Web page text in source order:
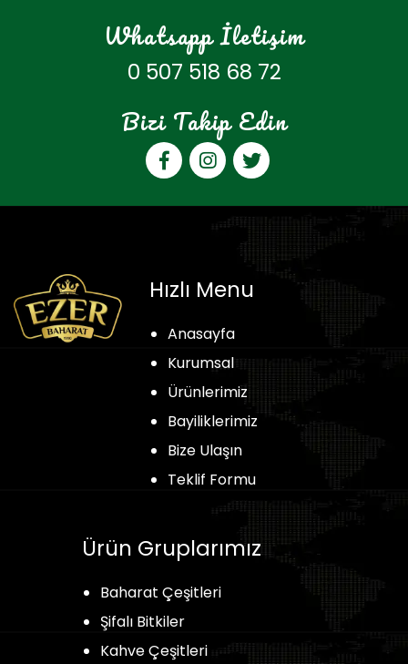
Whatsapp İletişim
0 507 518 68 72
Bizi Takip Edin
Hızlı Menu
Anasayfa
Kurumsal
Ürünlerimiz
Bayiliklerimiz
Bize Ulaşın
Teklif Formu
Ürün Gruplarımız
Baharat Çeşitleri
Şifalı Bitkiler
Kahve Çeşitleri